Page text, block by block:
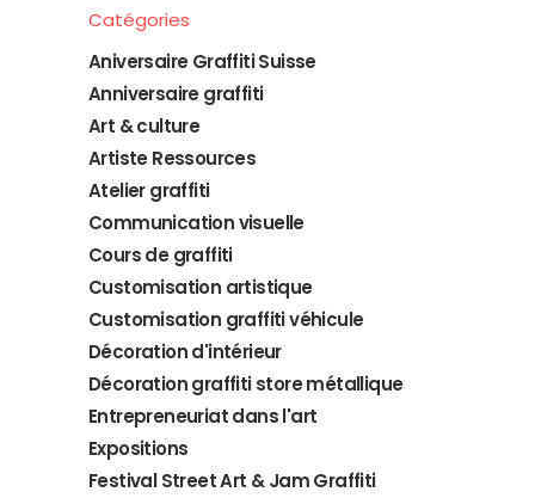
Catégories
Aniversaire Graffiti Suisse
Anniversaire graffiti
Art & culture
Artiste Ressources
Atelier graffiti
Communication visuelle
Cours de graffiti
Customisation artistique
Customisation graffiti véhicule
Décoration d'intérieur
Décoration graffiti store métallique
Entrepreneuriat dans l'art
Expositions
Festival Street Art & Jam Graffiti